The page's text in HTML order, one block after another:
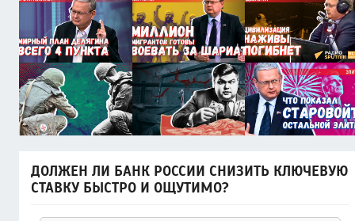
ДОЛЖЕН ЛИ БАНК РОССИИ СНИЗИТЬ КЛЮЧЕВУЮ
СТАВКУ БЫСТРО И ОЩУТИМО?